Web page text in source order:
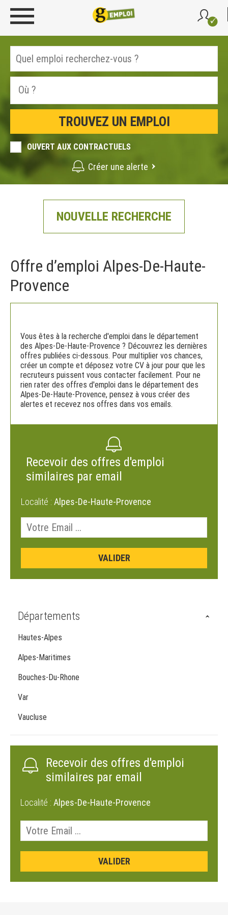
OUVERT AUX CONTRACTUELS
Créer une alerte
NOUVELLE RECHERCHE
Offre d’emploi Alpes-De-Haute-
Provence
Vous êtes à la recherche d'emploi dans le département
des Alpes-De-Haute-Provence ? Découvrez les dernières
offres publiées ci-dessous. Pour multiplier vos chances,
créer un compte et déposez votre CV à jour pour que les
recruteurs puissent vous contacter facilement. Pour ne
rien rater des offres d'emploi dans le département des
Alpes-De-Haute-Provence, pensez à vous créer des
alertes et recevez nos offres dans vos emails.
Recevoir des offres d'emploi
similaires par email
Localité : Alpes-De-Haute-Provence
Départements
Hautes-Alpes
Alpes-Maritimes
Bouches-Du-Rhone
Var
Vaucluse
Recevoir des offres d'emploi
similaires par email
Localité : Alpes-De-Haute-Provence